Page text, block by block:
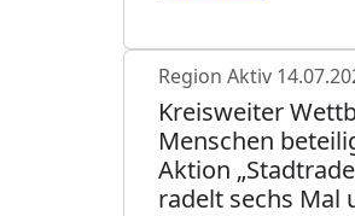
Region Aktiv
Kreisweiter
Menschen
Aktion
radelt sechs Mal